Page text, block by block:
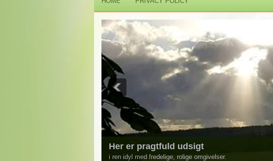
Her er pragtfuld udsigt
i ren idyl med fredelige, rolige omgivelser.